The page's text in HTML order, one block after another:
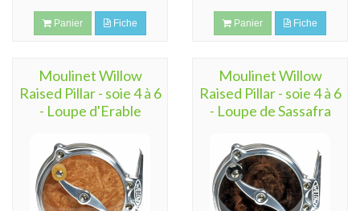
Panier Fiche Panier Fiche
Moulinet Willow
Raised Pillar - soie 4 à 6
- Loupe d'Erable
Moulinet Willow
Raised Pillar - soie 4 à 6
- Loupe de Sassafra